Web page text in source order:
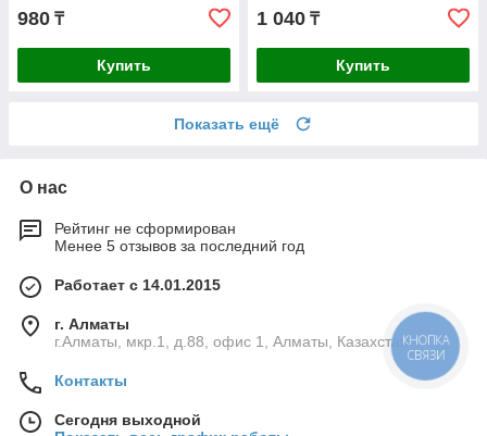
980 ₸
Купить
1 040 ₸
Купить
Показать ещё
О нас
Рейтинг не сформирован
Менее 5 отзывов за последний год
Работает с 14.01.2015
г. Алматы
г.Алматы, мкр.1, д.88, офис 1, Алматы, Казахстан
Контакты
Сегодня выходной
КНОПКА
СВЯЗИ